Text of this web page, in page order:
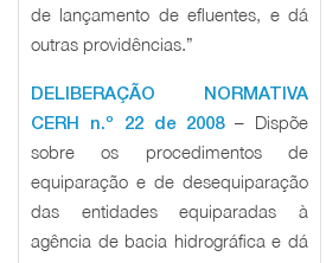
de lançamento de efluentes, e dá
outras providências.”
DELIBERAÇÃO NORMATIVA
CERH n.º 22 de 2008– Dispõe
sobre os procedimentos de
equiparação e de desequiparação
das entidades equiparadas à
agência de bacia hidrográfica e dá